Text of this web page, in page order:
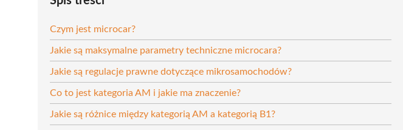
Czym jest microcar?
Jakie są maksymalne parametry techniczne microcara?
Jakie są regulacje prawne dotyczące mikrosamochodów?
Co to jest kategoria AM i jakie ma znaczenie?
Jakie są różnice między kategorią AM a kategorią B1?